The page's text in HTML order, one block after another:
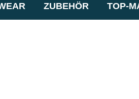
ZUBEHÖR TOP-